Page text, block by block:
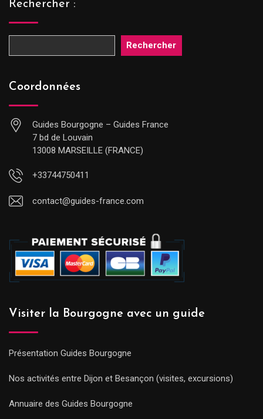
Rechercher :
Rechercher
Coordonnées
Guides Bourgogne – Guides France
7 bd de Louvain
13008 MARSEILLE (FRANCE)
+33744750411
contact@guides-france.com
Visiter la Bourgogne avec un guide
Présentation Guides Bourgogne
Nos activités entre Dijon et Besançon (visites, excursions)
Annuaire des Guides Bourgogne